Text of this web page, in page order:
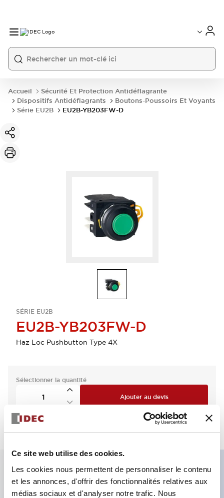
Ce site web utilise des cookies.
Les cookies nous permettent de personnaliser le contenu
et les annonces, d'offrir des fonctionnalités relatives aux
médias sociaux et d'analyser notre trafic. Nous
Accueil
Sécurité Et Protection Antidéflagrante
Dispositifs Antidéflagrants
Boutons-Poussoirs Et Voyants
Série EU2B
EU2B-YB203FW-D
SÉRIE EU2B
EU2B-YB203FW-D
Haz Loc Pushbutton Type 4X
Sélectionner la quantité
Ajouter au devis
Caractéristiques clés